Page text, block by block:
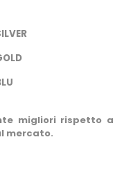
migliori rispetto a
mercato.